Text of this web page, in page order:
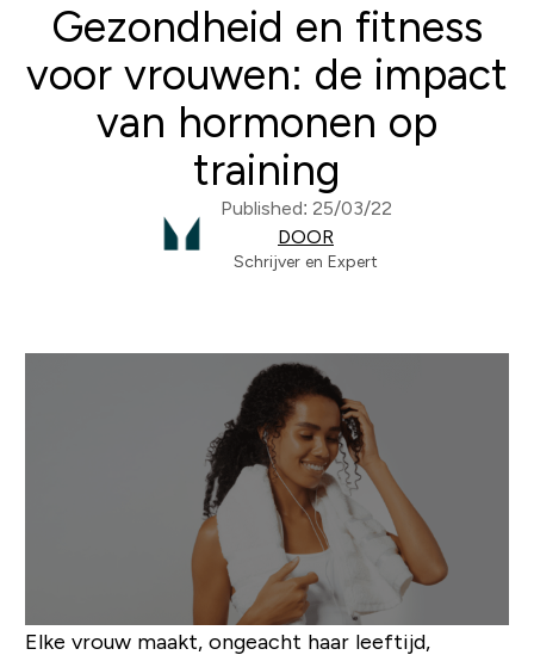
Gezondheid en fitness
voor vrouwen: de impact
van hormonen op
training
Published: 25/03/22
DOOR
Schrijver en Expert
Elke vrouw maakt, ongeacht haar leeftijd,